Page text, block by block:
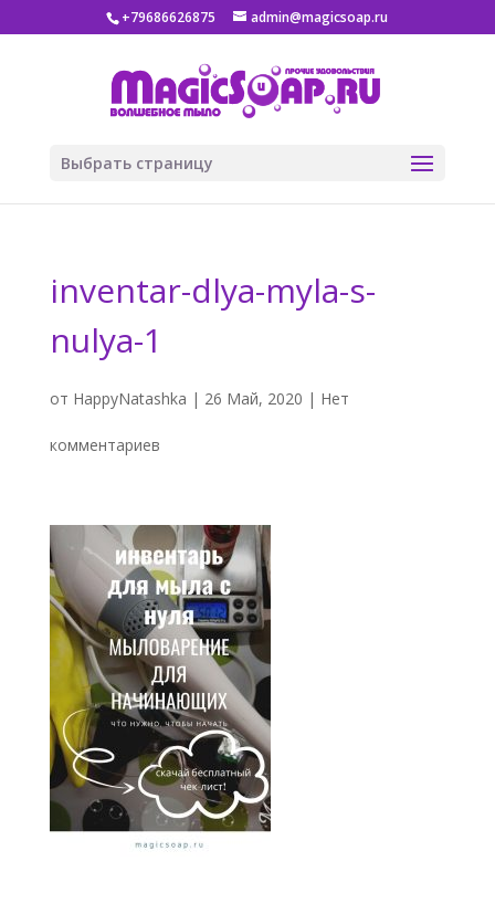
+79686626875 admin@magicsoap.ru
Выбрать страницу
inventar-dlya-myla-s-
nulya-1
от HappyNatashka | 26 Май, 2020 | Нет
комментариев